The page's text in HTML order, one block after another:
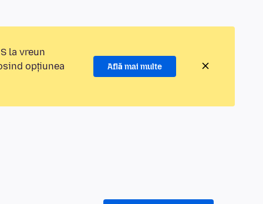
la vreun
opțiunea
Află mai multe